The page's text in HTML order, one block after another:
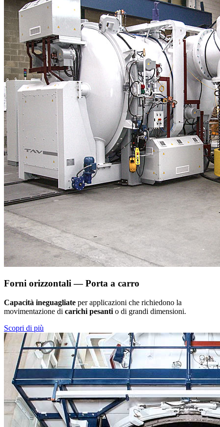
Forni orizzontali — Porta a carro
Capacità ineguagliate per applicazioni che richiedono la
movimentazione di carichi pesanti o di grandi dimensioni.
Scopri di più